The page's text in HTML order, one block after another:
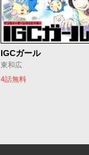
IGCガール
東和広
4話無料